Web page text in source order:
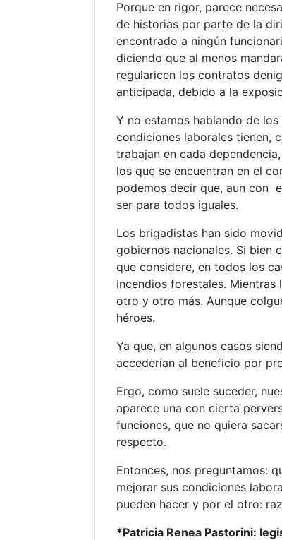
Porque en rigor, parece
de historias por parte de la
encontrado a ningún
diciendo que al menos
regularicen los contratos
anticipada, debido a la
Y no estamos hablando de
condiciones laborales tienen,
trabajan en cada
los que se encuentran en el
podemos decir que, aun con
ser para todos iguales.
Los brigadistas han sido
gobiernos nacionales. Si bien
que considere, en todos los
incendios forestales.
otro y otro más. Aunque
héroes.
Ya que, en algunos casos
accederían al beneficio por
Ergo, como suele suceder,
aparece una con cierta
funciones, que no quiera
respecto.
Entonces, nos preguntamos:
mejorar sus condiciones
pueden hacer y por el otro:
*Patricia Renea Pastorini: